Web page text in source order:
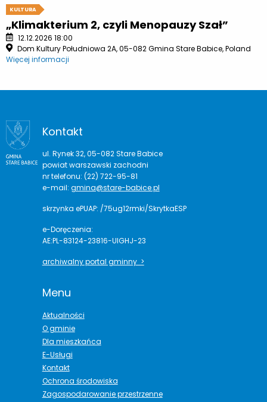
KULTURA
„Klimakterium 2, czyli Menopauzy Szał”
12.12.2026 18:00
Dom Kultury Południowa 2A, 05-082 Gmina Stare Babice, Poland
Więcej informacji
Kontakt
ul. Rynek 32, 05-082 Stare Babice
powiat warszawski zachodni
nr telefonu: (22) 722-95-81
e-mail: gmina@stare-babice.pl
skrzynka ePUAP: /75ug12rmki/SkrytkaESP
e-Doręczenia:
AE:PL-83124-23816-UIGHJ-23
archiwalny portal gminny >
Menu
Aktualności
O gminie
Dla mieszkańca
E-Usługi
Kontakt
Ochrona środowiska
Zagospodarowanie przestrzenne